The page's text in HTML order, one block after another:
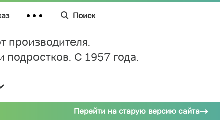
Поиск
производителя.
подростков. C 1957 года.
Перейти на старую версию сайта